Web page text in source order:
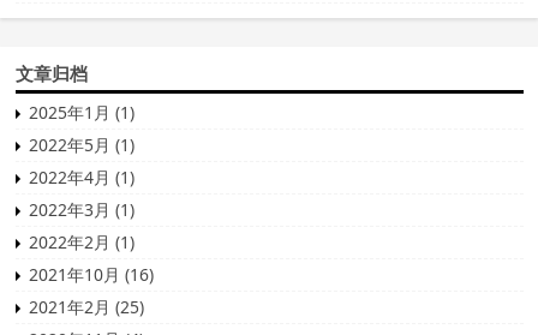
文章归档
2025年1月 (1)
2022年5月 (1)
2022年4月 (1)
2022年3月 (1)
2022年2月 (1)
2021年10月 (16)
2021年2月 (25)